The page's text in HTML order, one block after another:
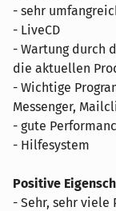
- sehr
- LiveCD
- Wartung durch
die aktuellen
- Wichtige
Messenger,
- gute
- Hilfesystem
Positive
- Sehr, sehr viele